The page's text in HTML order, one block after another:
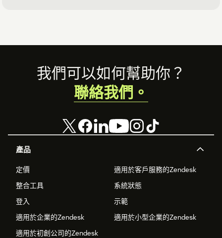
Footer
產品
定價
適用於客戶服務的Zendesk
整合工具
系統狀態
登入
示範
適用於企業的Zendesk
適用於小型企業的Zendesk
適用於初創公司的Zendesk
我們可以如何幫助你？
聯絡我們。